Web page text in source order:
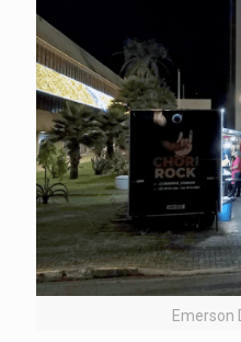
Emerson